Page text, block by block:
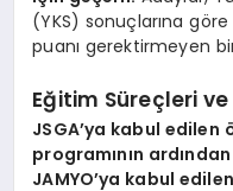
(YKS) sonuçlarına
puanı gerektirmeyen
Eğitim Süreçleri
JSGA’ya kabul edilen
programının
JAMYO’ya kabul